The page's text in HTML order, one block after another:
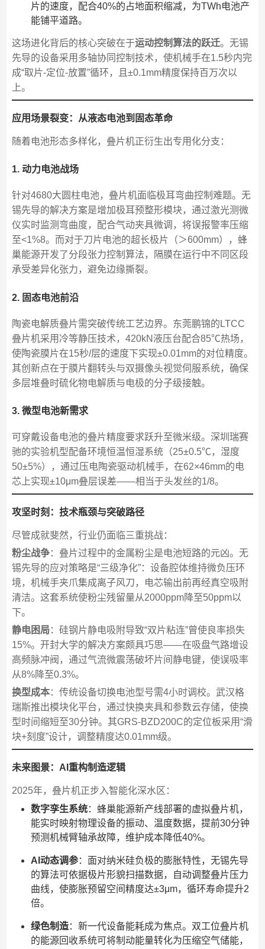
片的速度，配合40%的占地面积缩减，为TWh电池产
能铺平道路。
这场进化背后的核心突破在于运动控制算法的跃迁。无锡
先导的设备采用多轴协同控制技术，使机械手在1.5秒内完
成“取片-定位-放置”循环，且±0.1mm精度保持百万次以
上。
应用场景裂变：从液态电池到固态革命
随着电池形态多样化，叠片机正衍生出专用化分支：
1. 动力电池战场
针对4680大圆柱电池，叠片机面临极耳弯曲控制难题。无
锡先导的解决方案是增加极耳预整形模块，通过激光测微
仪实时监测弯曲度，配合气动夹具微调，将误报警率压缩
至<1%8。而对于刀片电池的超长极片（＞600mm），蜂
巢能源开发了分段张力控制算法，隔膜在运行中不同区段
承受差异化张力，避免边缘撕裂。
2. 固态电池前沿
陶瓷电解质叠片需突破传统工艺边界。东莞鹏锦的LTCC
叠片机采用冷等静压技术，420kN液压台配合85℃热场，
使陶瓷膜片在15秒/层的速度下实现±0.01mm的对位精度。
其创新点在于膜片翻转头与双摄像头视觉伺服系统，确保
多层堆叠时硫化物电解质与电极的分子级接触。
3. 微型电池新需求
可穿戴设备电池的叠片精度要求跃升至微米级。深圳瑞赛
驰的实验机型配备环境恒温恒湿系统（25±0.5℃，湿度
50±5%），通过压电陶瓷驱动机械手，在62×46mm的电
芯上实现±10μm叠层误差——相当于头发丝的1/8。
攻坚时刻：技术瓶颈与突破路径
尽管成就斐然，行业仍面临三重挑战：
粉尘战争：叠片过程中的金属粉尘是电池短路的元凶。无
锡先导的应对策略是“三级净化”：设备腔体维持微负压环
境，机械手夹爪集成离子风刀，电芯输出前再经真空吸附
清洁。这套系统使粉尘残留量从2000ppm降至50ppm以
下。
静电困局：硅钢片静电吸附导致“双片粘连”曾使良率损失
15%。开封大学的解决方案颇具巧思——在吸盘气路增设
高频脉冲阀，通过气流微震荡破坏片间静电键，使误吸率
从8%降至0.3%。
换型成本：传统设备切换电池型号需4小时调校。武汉格
瑞斯推出模块化平台，通过快换夹具和参数云存储，使换
型时间缩短至30分钟。其GRS-BZD200C的定位板采用“滑
块+刻度”设计，调整精度达0.01mm级。
未来图景：AI重构制造逻辑
2025年，叠片机正步入智能化深水区：
数字孪生系统：蜂巢能源新产线部署的虚拟叠片机，
能实时映射物理设备的振动、温度数据，提前30分钟
预测机械臂轴承故障，维护成本降低40%。
AI动态调参：面对纳米硅负极的膨胀特性，无锡先导
的算法可依据极片形貌扫描数据，自动调整叠片压力
曲线，使膨胀预留空间精度达±3μm，循环寿命提升2
倍。
绿色制造：新一代设备能耗成为焦点。双工位叠片机
的能源回收系统可将制动能量转化为压缩空气储能，